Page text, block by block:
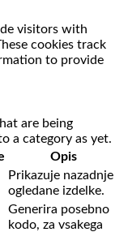
visitors with
cookies track
to provide
are being
a category as yet.
Opis
Prikazuje nazadnje
ogledane izdelke.
Generira posebno
kodo, za vsakega